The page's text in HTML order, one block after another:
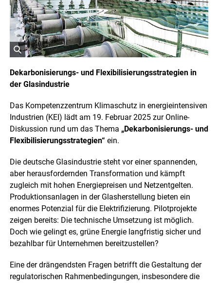
f
n
t
B
i
l
d
n
e
i
n
e
r
v
e
r
g
ö
ß
h
t
I
n
f
o
r
e
f
n
Dekarbonisierungs- und Flexibilisierungsstrategien in
der Glasindustrie
Das Kompetenzzentrum Klimaschutz in energieintensiven
Industrien (KEI) lädt am 19. Februar 2025 zur Online-
Diskussion rund um das Thema „Dekarbonisierungs- und
Flexibilisierungsstrategien“ ein.
Die deutsche Glasindustrie steht vor einer spannenden,
aber herausfordernden Transformation und kämpft
zugleich mit hohen Energiepreisen und Netzentgelten.
Produktionsanlagen in der Glasherstellung bieten ein
enormes Potenzial für die Elektrifizierung. Pilotprojekte
zeigen bereits: Die technische Umsetzung ist möglich.
Doch wie gelingt es, grüne Energie langfristig sicher und
bezahlbar für Unternehmen bereitzustellen?
Eine der drängendsten Fragen betrifft die Gestaltung der
regulatorischen Rahmenbedingungen, insbesondere die